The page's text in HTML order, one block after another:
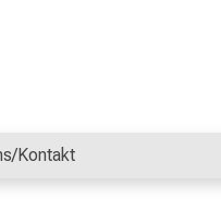
Kontakt